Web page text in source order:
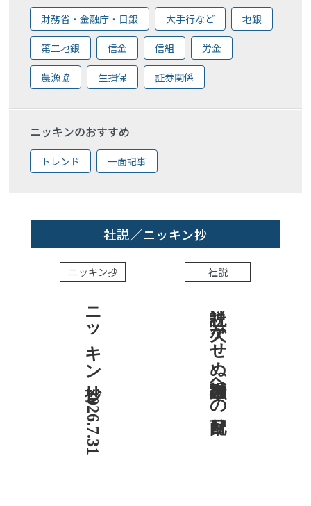
財務省・金融庁・日銀 大手行など 地銀
第二地銀 信金 信組 労金
農漁協 生損保 証券関係
ニッキンのおすすめ
トレンド 一面記事
社説／ニッキン抄
ニッキン抄
ニッキン抄 2026.7.31
社説
社説 欠かせぬ金融市場への目配り